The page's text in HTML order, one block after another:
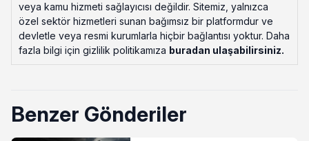
veya kamu hizmeti sağlayıcısı değildir. Sitemiz, yalnızca
özel sektör hizmetleri sunan bağımsız bir platformdur ve
devletle veya resmi kurumlarla hiçbir bağlantısı yoktur. Daha
fazla bilgi için gizlilik politikamıza buradan ulaşabilirsiniz.
Benzer Gönderiler